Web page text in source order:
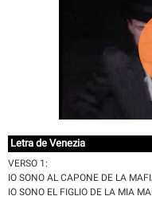
Letra de Venezia
VERSO 1:
IO SONO AL CAPONE DE LA
IO SONO EL FIGLIO DE LA MIA